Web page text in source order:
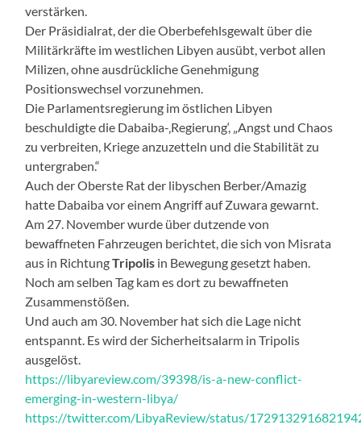
verstärken.
Der Präsidialrat, der die Oberbefehlsgewalt über die
Militärkräfte im westlichen Libyen ausübt, verbot allen
Milizen, ohne ausdrückliche Genehmigung
Positionswechsel vorzunehmen.
Die Parlamentsregierung im östlichen Libyen
beschuldigte die Dabaiba-‚Regierung‘, „Angst und Chaos
zu verbreiten, Kriege anzuzetteln und die Stabilität zu
untergraben.“
Auch der Oberste Rat der libyschen Berber/Amazig
hatte Dabaiba vor einem Angriff auf Zuwara gewarnt.
Am 27. November wurde über dutzende von
bewaffneten Fahrzeugen berichtet, die sich von Misrata
aus in RichtungTripolis in Bewegung gesetzt haben.
Noch am selben Tag kam es dort zu bewaffneten
Zusammenstößen.
Und auch am 30. November hat sich die Lage nicht
entspannt. Es wird der Sicherheitsalarm in Tripolis
ausgelöst.
https://libyareview.com/39398/is-a-new-conflict-
emerging-in-western-libya/
https://twitter.com/LibyaReview/status/